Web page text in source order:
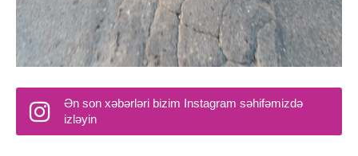
Ən son xəbərləri bizim Instagram səhifəmizdə
izləyin